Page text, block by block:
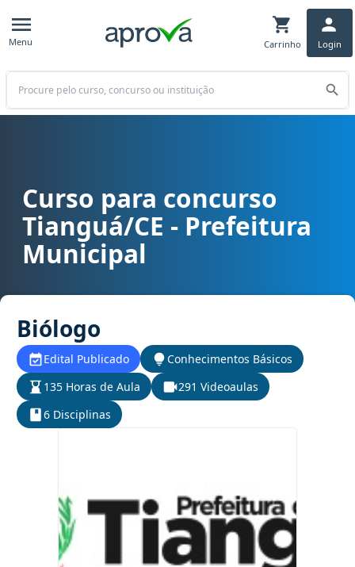
Menu Carrinho Login
Buscar
Curso para concurso Tianguá/CE - Prefeitura Municipal cargo
Curso para concurso
Tianguá/CE - Prefeitura
Municipal
Biólogo
Edital Publicado
Conhecimentos Básicos
135 Horas de Aula
291 Videoaulas
6 Disciplinas